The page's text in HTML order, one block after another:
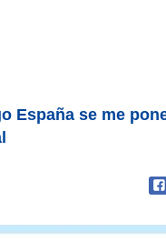
España se me